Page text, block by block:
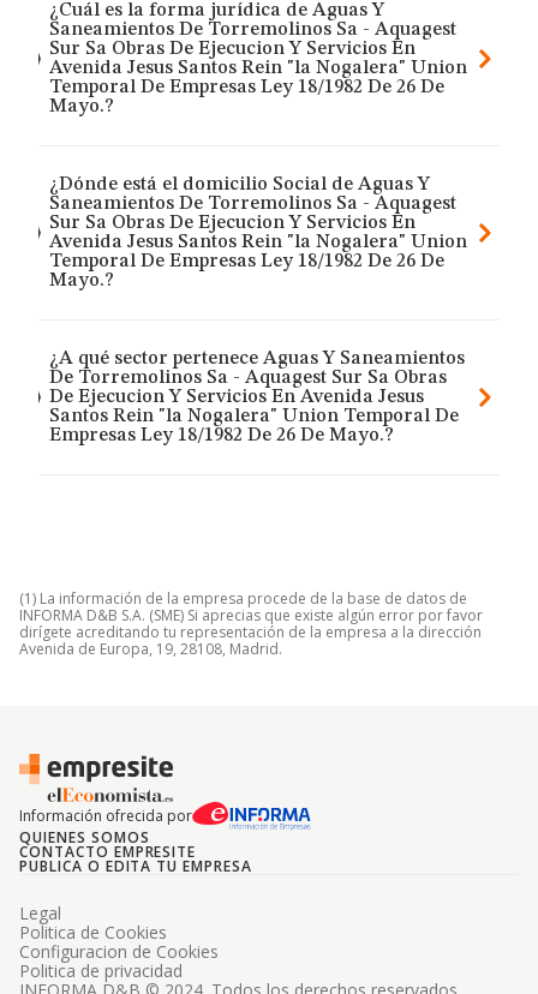
¿Cuál es la forma jurídica de Aguas Y
Saneamientos De Torremolinos Sa - Aquagest
Sur Sa Obras De Ejecucion Y Servicios En
Avenida Jesus Santos Rein "la Nogalera" Union
Temporal De Empresas Ley 18/1982 De 26 De
Mayo.?
¿Dónde está el domicilio Social de Aguas Y
Saneamientos De Torremolinos Sa - Aquagest
Sur Sa Obras De Ejecucion Y Servicios En
Avenida Jesus Santos Rein "la Nogalera" Union
Temporal De Empresas Ley 18/1982 De 26 De
Mayo.?
¿A qué sector pertenece Aguas Y Saneamientos
De Torremolinos Sa - Aquagest Sur Sa Obras
De Ejecucion Y Servicios En Avenida Jesus
Santos Rein "la Nogalera" Union Temporal De
Empresas Ley 18/1982 De 26 De Mayo.?
(1) La información de la empresa procede de la base de datos de
INFORMA D&B S.A. (SME) Si aprecias que existe algún error por favor
dirígete acreditando tu representación de la empresa a la dirección
Avenida de Europa, 19, 28108, Madrid.
Información ofrecida por
QUIENES SOMOS
CONTACTO EMPRESITE
PUBLICA O EDITA TU EMPRESA
Legal
Politica de Cookies
Configuracion de Cookies
Politica de privacidad